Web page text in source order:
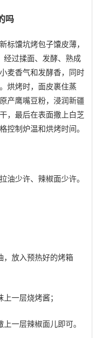
吗
标馕坑烤包子馕皮薄，
经过揉面、发酵、熟成
麦香气和发酵香，同时
烘烤时，面皮裹住蒸
产鹰嘴豆粉，浸润新疆
，最后在表面撒上白芝
控制炉温和烘烤时间。
油少许、辣椒面少许。
，放入预热好的烤箱
一层烧烤酱；
一层辣椒面儿即可。